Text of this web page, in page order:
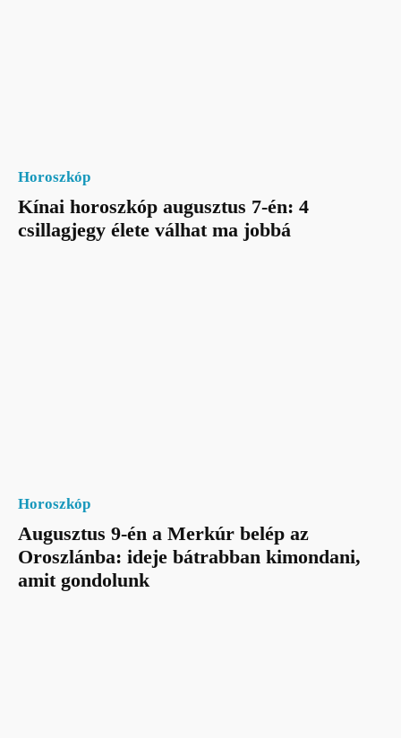
Horoszkóp
Kínai horoszkóp augusztus 7-én: 4
csillagjegy élete válhat ma jobbá
Horoszkóp
Augusztus 9-én a Merkúr belép az
Oroszlánba: ideje bátrabban kimondani,
amit gondolunk